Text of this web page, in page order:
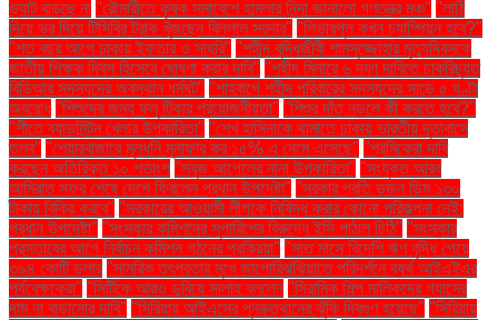
ভ্যাট বাড়ছে না "রৌমারীতে কৃষক সমাবেশে হামলার নিন্দা জানালো গণতন্ত্র মঞ্চ" "লাঠি
দিয়ে ভর দিয়ে টিসিবির ট্রাক খুঁজছেন বিল্লাল সরদার" "লিভারপুল কখন চ্যাম্পিয়ন হবে?"
"শত বছর আগে ঢাকায় ইফতার ও সাহ্‌রি" "শহীদ বুদ্ধিজীবী শামসুজ্জোহার মৃত্যুদিবসকে
জাতীয় শিক্ষক দিবস হিসেবে ঘোষণা করার দাবি" "শহীদ মিনারে ৬ দফা দাবিতে চাকরিচ্যুত
বিডিআর সদস্যদের অবস্থান ধর্মঘট" "শাহবাগে শহীদ পরিবারের সদস্যদের সাড়ে ৫ ঘণ্টা
অবরোধ "শিশুদের জন্য ফ্লু টিকার প্রয়োজনীয়তা" "শিশুর দাঁত নড়লে কী করতে হবে?"
"শীতে ব্যাডমিন্টন খেলার উপকারিতা" "শেখ হাসিনাকে থামাতে ঢাকায় ভারতীয় দূতাবাসে
তলব" "শেয়ারবাজারে মূলধনি মুনাফার কর ১৫% এ নেমে এসেছে" "শ্রমিকেরা দাবি
করছেন অতিরিক্ত ১০ শতাংশ "সবুজ আপেলের নানা উপকারিতা" "সংযুক্ত আরব
আমিরাত সফর শেষে দেশে ফিরলেন প্রধান উপদেষ্টা" "সরকার প্রতি ডজন ডিম ১৩০
টাকায় বিক্রি করবে" "সরকারের আওয়ামী লীগকে নিষিদ্ধ করার কোনো পরিকল্পনা নেই:
প্রধান উপদেষ্টা" "সংস্কার কমিশনের সুপারিশের বিরুদ্ধে ইসি পাঠাল চিঠি" "সংস্কার
প্রস্তাবের আগে নির্বাচন কমিশন গঠনের প্রক্রিয়া" "সাত মাসে বিদেশি ঋণ বৃদ্ধি পেয়ে
৩৯৪ কোটি ডলার "সামরিক তৎপরতার মুখে জাপোরিঝঝিয়াতে পরিদর্শনে ব্যর্থ আইএইএর
পর্যবেক্ষকেরা" "সিটিকে আরও ডুবিয়ে সালাহ বললেন "সিরামিক শিল্প মালিকদের গ্যাসের
দাম না বাড়ানোর দাবি" "সিরিয়ায় আইএসের পুনরুত্থানের ঝুঁকি দ্বিগুণ হয়েছে" "সিরিয়ায়